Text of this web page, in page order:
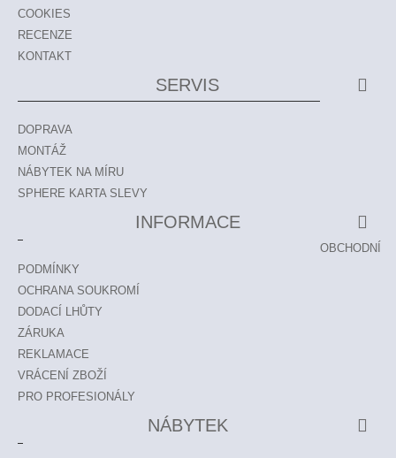
COOKIES
RECENZE
KONTAKT
SERVIS
DOPRAVA
MONTÁŽ
NÁBYTEK NA MÍRU
SPHERE KARTA SLEVY
INFORMACE
OBCHODNÍ
PODMÍNKY
OCHRANA SOUKROMÍ
DODACÍ LHŮTY
ZÁRUKA
REKLAMACE
VRÁCENÍ ZBOŽÍ
PRO PROFESIONÁLY
NÁBYTEK